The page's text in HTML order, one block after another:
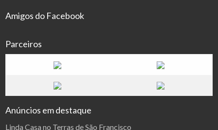
Amigos do Facebook
Parceiros
Anúncios em destaque
Linda Casa no Terras de São Francisco